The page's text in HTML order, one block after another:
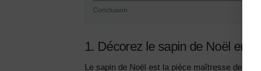
Conclusion
1. Décorez le sapin de Noël
Le sapin de Noël est la pièce maîtresse des